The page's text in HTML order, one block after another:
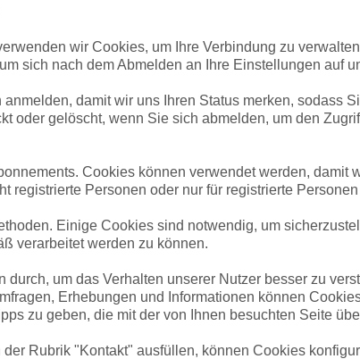
wir Cookies, um Ihre Verbindung zu
sich nach dem Abmelden an Ihre Einstellungen auf
damit wir uns Ihren Status merken, sodass
oder gelöscht, wenn Sie sich abmelden, um den
Cookies können verwendet werden,
registrierte Personen oder nur für registrierte
Einige Cookies sind notwendig, um
verarbeitet werden zu können.
durch, um das Verhalten unserer Nutzer besser zu
Erhebungen und Informationen können
zu geben, die mit der von Ihnen besuchten Seite
Rubrik "Kontakt" ausfüllen, können Cookies